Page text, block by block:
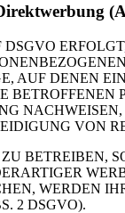
AUF DENEN
VON
BETREIBEN,
WERDEN
2 DSGVO).